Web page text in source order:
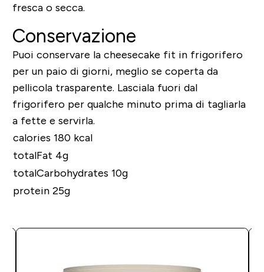
fresca o secca.
Conservazione
Puoi conservare la cheesecake fit in frigorifero
per un paio di giorni, meglio se coperta da
pellicola trasparente. Lasciala fuori dal
frigorifero per qualche minuto prima di tagliarla
a fette e servirla.
calories 180 kcal
totalFat 4g
totalCarbohydrates 10g
protein 25g